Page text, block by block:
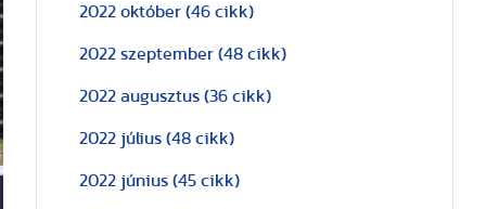
2022 október (46 cikk)
2022 szeptember (48 cikk)
2022 augusztus (36 cikk)
2022 július (48 cikk)
2022 június (45 cikk)